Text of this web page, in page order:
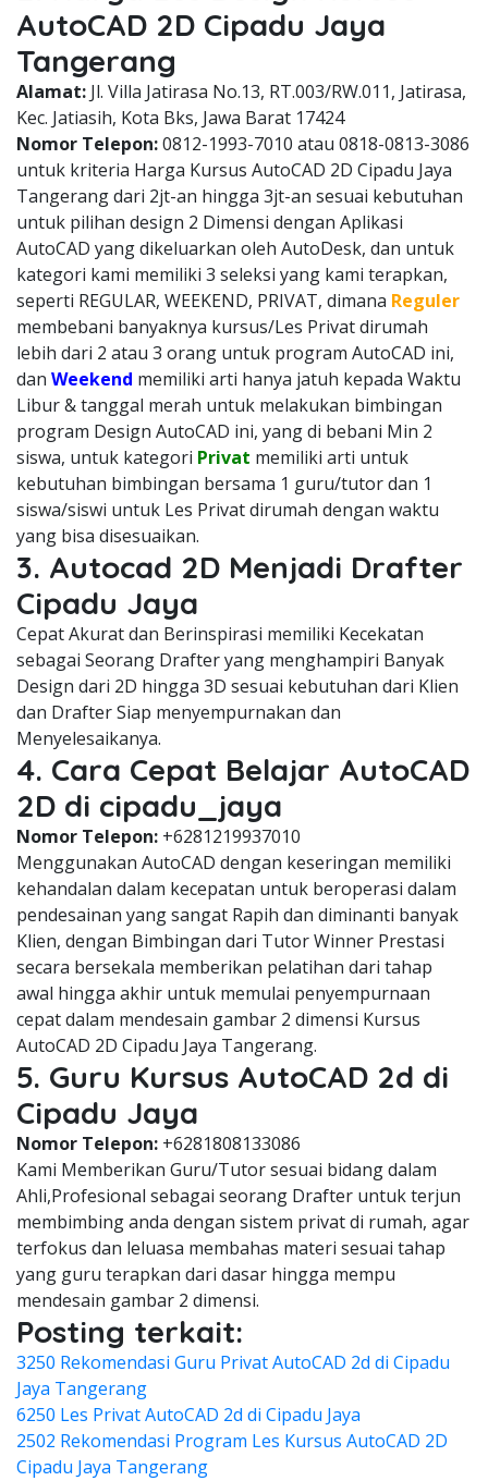
AutoCAD 2D Cipadu Jaya
Tangerang
Alamat: Jl. Villa Jatirasa No.13, RT.003/RW.011, Jatirasa,
Kec. Jatiasih, Kota Bks, Jawa Barat 17424
Nomor Telepon:0812-1993-7010 atau 0818-0813-3086
untuk kriteria Harga Kursus AutoCAD 2D Cipadu Jaya
Tangerang dari 2jt-an hingga 3jt-an sesuai kebutuhan
untuk pilihan design 2 Dimensi dengan Aplikasi
AutoCAD yang dikeluarkan oleh AutoDesk, dan untuk
kategori kami memiliki 3 seleksi yang kami terapkan,
seperti REGULAR, WEEKEND, PRIVAT, dimana Reguler
membebani banyaknya kursus/Les Privat dirumah
lebih dari 2 atau 3 orang untuk program AutoCAD ini,
dan Weekend memiliki arti hanya jatuh kepada Waktu
Libur & tanggal merah untuk melakukan bimbingan
program Design AutoCAD ini, yang di bebani Min 2
siswa, untuk kategori Privat memiliki arti untuk
kebutuhan bimbingan bersama 1 guru/tutor dan 1
siswa/siswi untuk Les Privat dirumah dengan waktu
yang bisa disesuaikan.
3. Autocad 2D Menjadi Drafter
Cipadu Jaya
Cepat Akurat dan Berinspirasi memiliki Kecekatan
sebagai Seorang Drafter yang menghampiri Banyak
Design dari 2D hingga 3D sesuai kebutuhan dari Klien
dan Drafter Siap menyempurnakan dan
Menyelesaikanya.
4. Cara Cepat Belajar AutoCAD
2D di cipadu_jaya
Nomor Telepon: +6281219937010
Menggunakan AutoCAD dengan keseringan memiliki
kehandalan dalam kecepatan untuk beroperasi dalam
pendesainan yang sangat Rapih dan diminanti banyak
Klien, dengan Bimbingan dari Tutor Winner Prestasi
secara bersekala memberikan pelatihan dari tahap
awal hingga akhir untuk memulai penyempurnaan
cepat dalam mendesain gambar 2 dimensi Kursus
AutoCAD 2D Cipadu Jaya Tangerang.
5. Guru Kursus AutoCAD 2d di
Cipadu Jaya
Nomor Telepon: +6281808133086
Kami Memberikan Guru/Tutor sesuai bidang dalam
Ahli,Profesional sebagai seorang Drafter untuk terjun
membimbing anda dengan sistem privat di rumah, agar
terfokus dan leluasa membahas materi sesuai tahap
yang guru terapkan dari dasar hingga mempu
mendesain gambar 2 dimensi.
Posting terkait:
3250 Rekomendasi Guru Privat AutoCAD 2d di Cipadu
Jaya Tangerang
6250 Les Privat AutoCAD 2d di Cipadu Jaya
2502 Rekomendasi Program Les Kursus AutoCAD 2D
Cipadu Jaya Tangerang